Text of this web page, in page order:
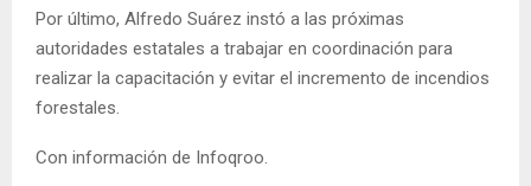
Por último, Alfredo Suárez instó a las próximas
autoridades estatales a trabajar en coordinación para
realizar la capacitación y evitar el incremento de incendios
forestales.
Con información de Infoqroo.